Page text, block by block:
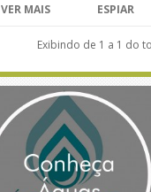
VER MAIS ESPIAR
Exibindo de 1 a 1 do